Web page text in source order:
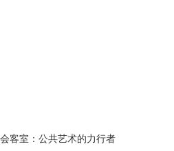
客室：公共艺术的力行者